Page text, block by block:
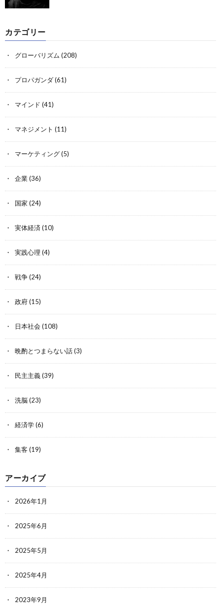
カテゴリー
グローバリズム (208)
プロパガンダ(61)
マインド (41)
マネジメント (11)
マーケティング(5)
企業(36)
国家 (24)
実体経済 (10)
実践心理 (4)
戦争(24)
政府(15)
日本社会 (108)
晩酌とつまらない話(3)
民主主義(39)
洗脳(23)
経済学(6)
集客 (19)
アーカイブ
2026年1月
2025年6月
2025年5月
2025年4月
2023年9月